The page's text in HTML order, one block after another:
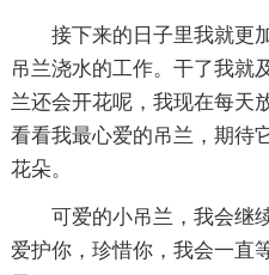
接下来的日子里我就更
吊兰浇水的工作。干了我就
兰还会开花呢，我现在每天
看看我最心爱的吊兰，期待
花朵。
可爱的小吊兰，我会继
爱护你，珍惜你，我会一直